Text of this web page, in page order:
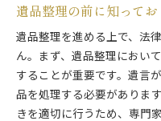
双柳での遺品
成功事例が示
専門家のアド
遺族の声から
地域特有のニ
遺品整理の前に知って
遺品整理を進める上で、法
ん。まず、遺品整理におい
することが重要です。遺言
品を処理する必要がありま
きを適切に行うため、専門